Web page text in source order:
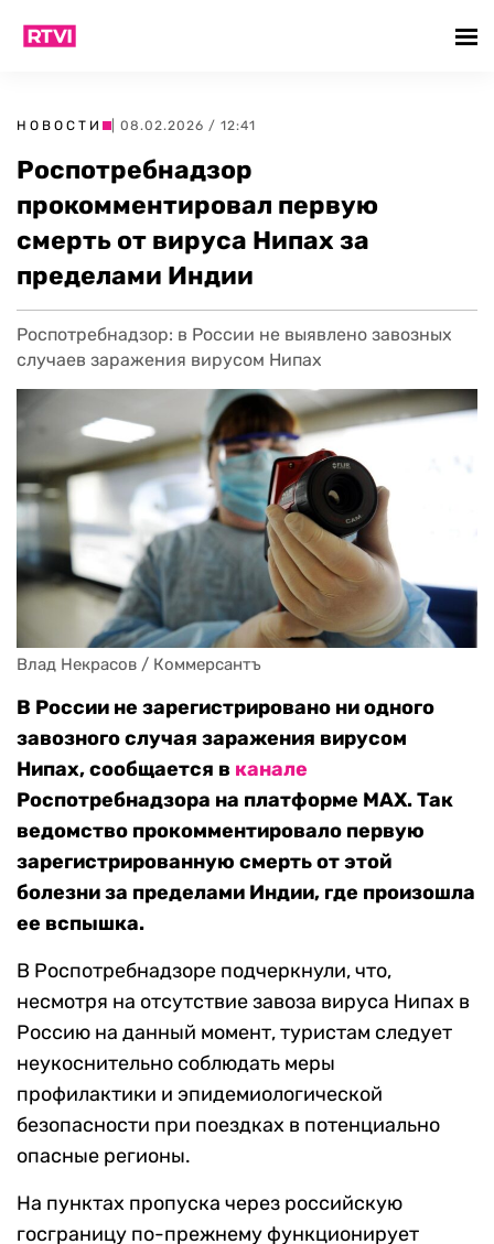
НОВОСТИ | 08.02.2026 / 12:41
Роспотребнадзор
прокомментировал первую
смерть от вируса Нипах за
пределами Индии
Роспотребнадзор: в России не выявлено завозных
случаев заражения вирусом Нипах
Влад Некрасов / Коммерсантъ
В России не зарегистрировано ни одного
завозного случая заражения вирусом
Нипах, сообщается в канале
Роспотребнадзора на платформе МАХ. Так
ведомство прокомментировало первую
зарегистрированную смерть от этой
болезни за пределами Индии, где произошла
ее вспышка.
В Роспотребнадзоре подчеркнули, что,
несмотря на отсутствие завоза вируса Нипах в
Россию на данный момент, туристам следует
неукоснительно соблюдать меры
профилактики и эпидемиологической
безопасности при поездках в потенциально
опасные регионы.
На пунктах пропуска через российскую
госграницу по-прежнему функционирует